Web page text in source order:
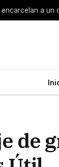
tomar
de